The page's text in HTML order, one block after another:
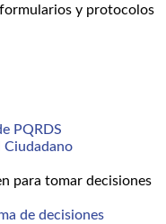
y protocolos
PQRDS
Ciudadano
para tomar decisiones
de decisiones